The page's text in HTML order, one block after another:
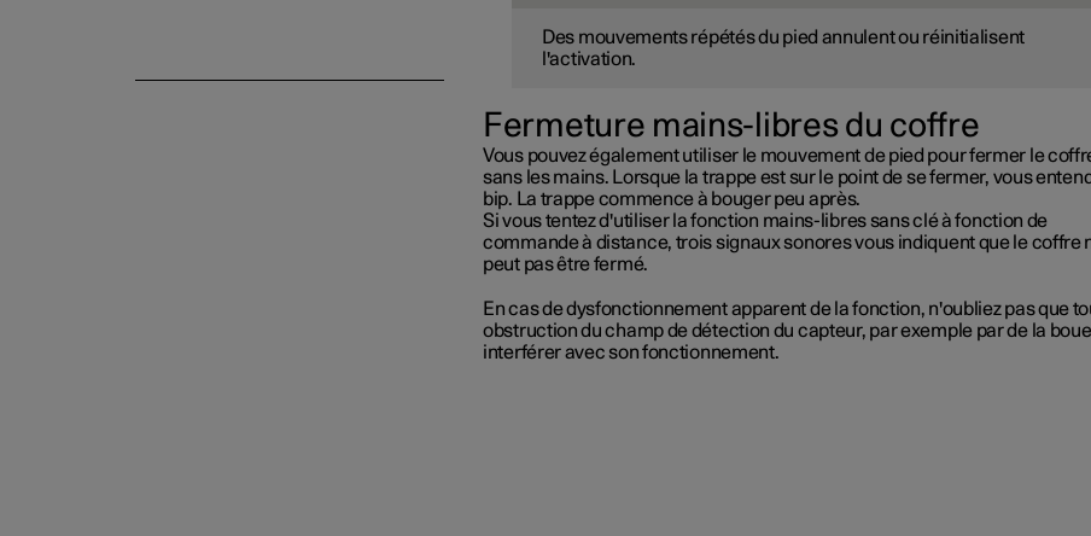
Des mouvements répétés du pied annulent ou réinitialisent
l'activation.
Fermeture mains-libres du coffre
Vous pouvez également utiliser le mouvement de pied pour fermer le
sans les mains. Lorsque la trappe est sur le point de se fermer, vous
bip. La trappe commence à bouger peu après.
Si vous tentez d'utiliser la fonction mains-libres sans clé à fonction de
commande à distance, trois signaux sonores vous indiquent que le coffre
peut pas être fermé.
En cas de dysfonctionnement apparent de la fonction, n'oubliez pas que
obstruction du champ de détection du capteur, par exemple par de la
interférer avec son fonctionnement.